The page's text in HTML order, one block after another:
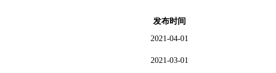
发布时间
2021-04-01
2021-03-01